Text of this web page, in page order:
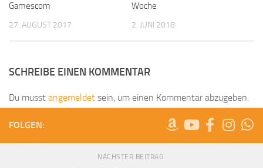
Gamescom
27. AUGUST 2017
Woche
2. JUNI 2018
SCHREIBE EINEN KOMMENTAR
Du musst angemeldet sein, um einen Kommentar abzugeben.
FOLGEN:
NÄCHSTER BEITRAG